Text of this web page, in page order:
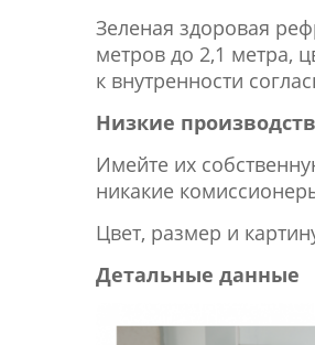
Зеленая здоровая
метров до 2,1 метра,
к внутренности
Низкие
Имейте их
никакие
Цвет, размер и
Детальные данные